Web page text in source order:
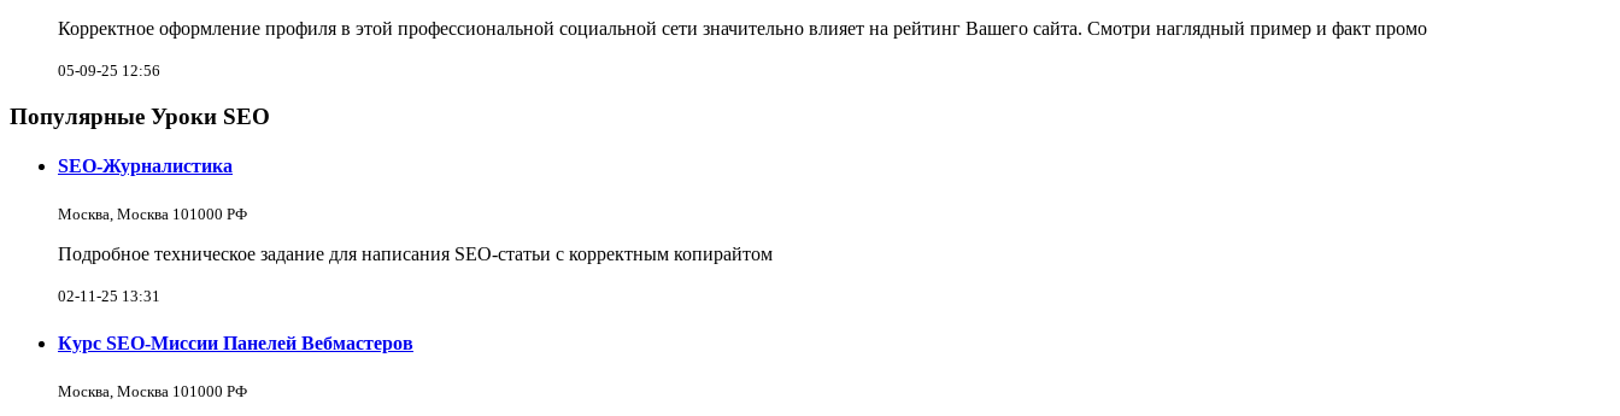
Корректное оформление профиля в этой профессиональной социальной сети значительно влияет на рейтинг Вашего сайта. Смотри наглядный пример и факт промо
05-09-25 12:56
Популярные Уроки SEO
SEO-Журналистика
Москва, Москва 101000 РФ
Подробное техническое задание для написания SEO-статьи с корректным копирайтом
02-11-25 13:31
Курс SEO-Миссии Панелей Вебмастеров
Москва, Москва 101000 РФ